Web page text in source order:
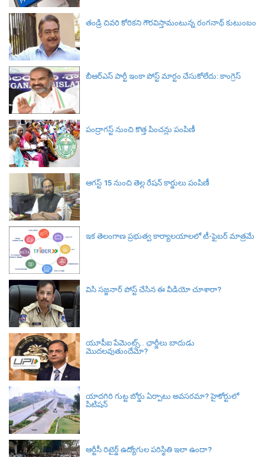
తండ్రి చివరి కోరికని గౌరవిస్తామంటున్న రంగనాథ్ కుటుంబం
బీఆర్ఎస్‌ పార్టీ ఇంకా పోస్ట్ మార్టం చేసుకోలేదు: కాంగ్రెస్‌
పంద్రాగస్ట్ నుంచి కొత్త పించన్లు పంపిణీ
ఆగస్ట్ 15 నుంచి తెల్ల రేషన్ కార్డులు పంపిణీ
ఇక తెలంగాణ ప్రభుత్వ కార్యాలయాలలో టీ-ఫైబర్ మాత్రమే
విసి సజ్జనార్‌ పోస్ట్ చేసిన ఈ వీడియో చూశారా?
యూపీఐ పేమెంట్స్.. ఛార్జీలు బాదుడు
మొదలవుతుందేమో?
యాదగిరి గుట్ట బోర్డు ఏర్పాటు అవసరమా? హైకోర్టులో
పిటిషన్‌
ఆర్టీసీ రిటైర్డ్ ఉద్యోగుల పరిస్థితి ఇలా ఉందా?